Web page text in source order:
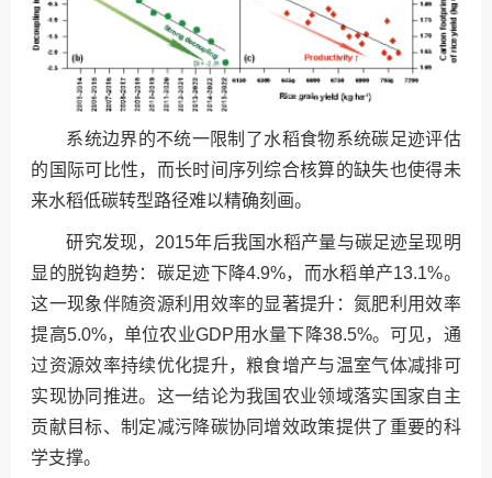
系统边界的不统一限制了水稻食物系统碳足迹评估
的国际可比性，而长时间序列综合核算的缺失也使得未
来水稻低碳转型路径难以精确刻画。
研究发现，2015年后我国水稻产量与碳足迹呈现明
显的脱钩趋势：碳足迹下降4.9%，而水稻单产13.1%。
这一现象伴随资源利用效率的显著提升：氮肥利用效率
提高5.0%，单位农业GDP用水量下降38.5%。可见，通
过资源效率持续优化提升，粮食增产与温室气体减排可
实现协同推进。这一结论为我国农业领域落实国家自主
贡献目标、制定减污降碳协同增效政策提供了重要的科
学支撑。